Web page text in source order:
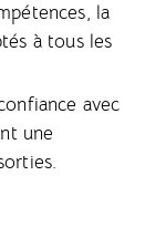
la
à tous les
avec
une